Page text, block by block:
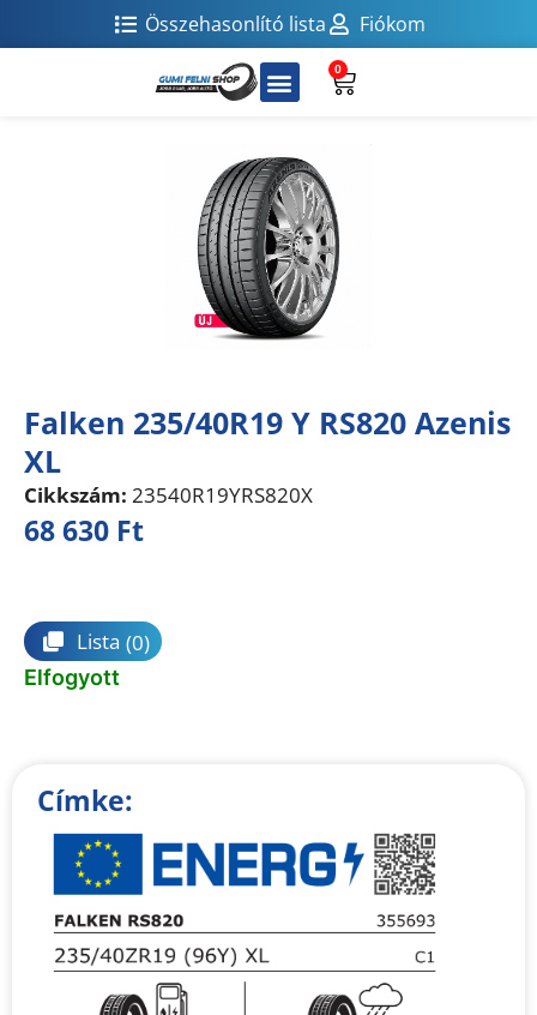
Összehasonlító lista Fiókom
0
Falken 235/40R19 Y RS820 Azenis
XL
Cikkszám: 23540R19YRS820X
68 630 Ft
Lista (0)
Elfogyott
Címke: